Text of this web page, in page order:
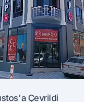
Çevrildi